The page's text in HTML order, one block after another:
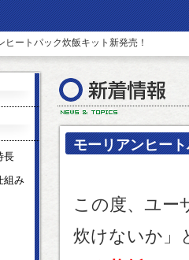
ヒートパック炊飯キット新発売！
長
組み
モーリアンヒー
この度、ユー
炊けないか」